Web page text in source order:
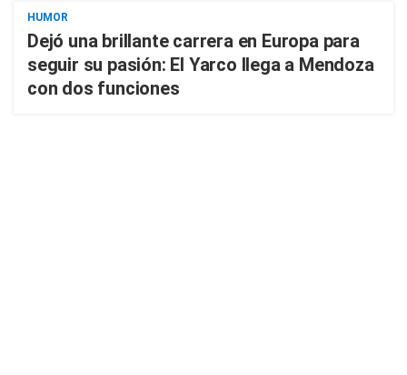
HUMOR
Dejó una brillante carrera en Europa para
seguir su pasión: El Yarco llega a Mendoza
con dos funciones